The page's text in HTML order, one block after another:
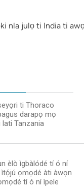
nla julọ ti India ti
ti Thoraco
darapọ mọ
lati Tanzania
èlò ìgbàlódé tí ó ní
ìtọ́jú ọmọdé àti àwọn
tí ó ní ìpele